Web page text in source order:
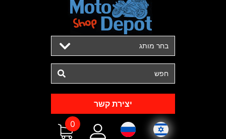
בחר מותג
יצירת קשר
0